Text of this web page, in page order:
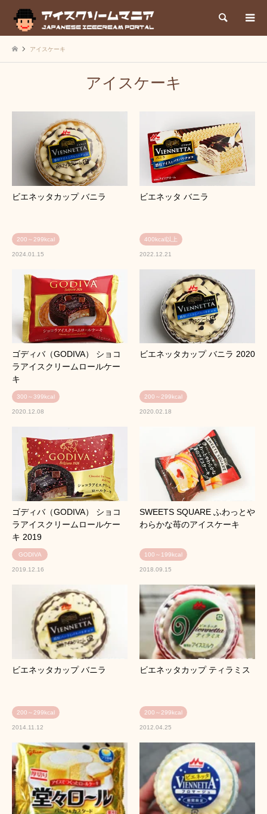
検索
アイスケーキ
アイスケーキ
ビエネッタカップ バニラ
200～299kcal
2024.01.15
ビエネッタ バニラ
400kcal以上
2022.12.21
ゴディバ（GODIVA） ショコ
ラアイスクリームロールケー
キ
300～399kcal
2020.12.08
ビエネッタカップ バニラ 2020
200～299kcal
2020.02.18
ゴディバ（GODIVA） ショコ
ラアイスクリームロールケー
キ 2019
GODIVA
2019.12.16
SWEETS SQUARE ふわっとや
わらかな苺のアイスケーキ
100～199kcal
2018.09.15
ビエネッタカップ バニラ
200～299kcal
2014.11.12
ビエネッタカップ ティラミス
200～299kcal
2012.04.25